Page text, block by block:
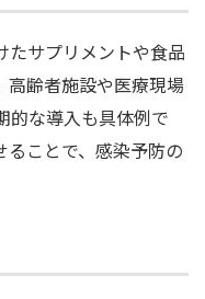
たサプリメントや食品
高齢者施設や医療現場
的な導入も具体例で
ることで、感染予防の